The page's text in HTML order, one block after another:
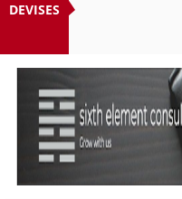
DEVISES